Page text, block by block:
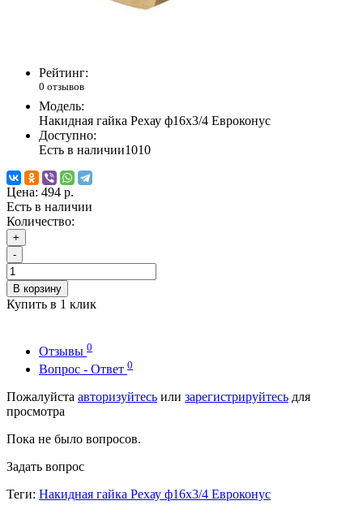
Рейтинг:
0 отзывов
Модель:
Накидная гайка Рехау ф16х3/4 Евроконус
Доступно:
Есть в наличии1010
Цена: 494 р.
Есть в наличии
Количество:
+
-
В корзину
Купить в 1 клик
Отзывы 0
Вопрос - Ответ 0
Пожалуйста авторизуйтесь или зарегистрируйтесь для
просмотра
Пока не было вопросов.
Задать вопрос
Теги: Накидная гайка Рехау ф16х3/4 Евроконус